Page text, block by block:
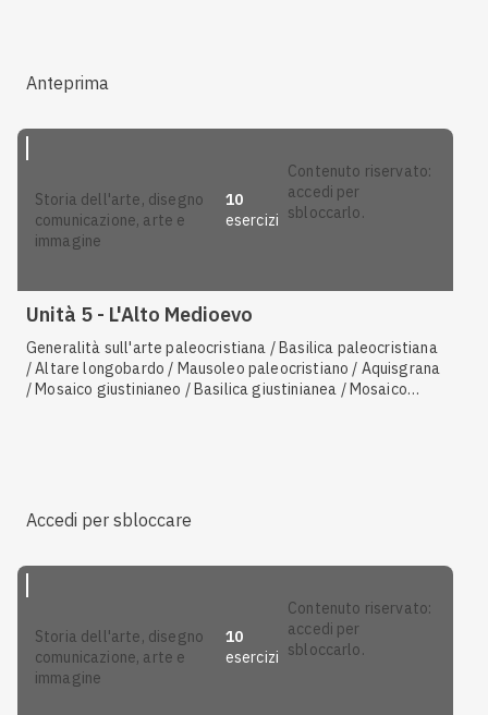
Anteprima
storia dell'arte, disegno
comunicazione, arte e
immagine
10
esercizi
contenuto riservato:
accedi per
sbloccarlo.
Unità 5 - L'Alto Medioevo
Generalità sull'arte paleocristiana / Basilica paleocristiana
/ Altare longobardo / Mausoleo paleocristiano / Aquisgrana
/ Mosaico giustinianeo / Basilica giustinianea / Mosaico
Accedi per sbloccare
storia dell'arte, disegno
comunicazione, arte e
immagine
10
esercizi
contenuto riservato:
accedi per
sbloccarlo.